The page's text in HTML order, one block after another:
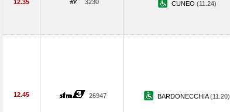
12.35 3230 CUNEO (11.24)
12.45 26947 BARDONECCHIA(11.20)